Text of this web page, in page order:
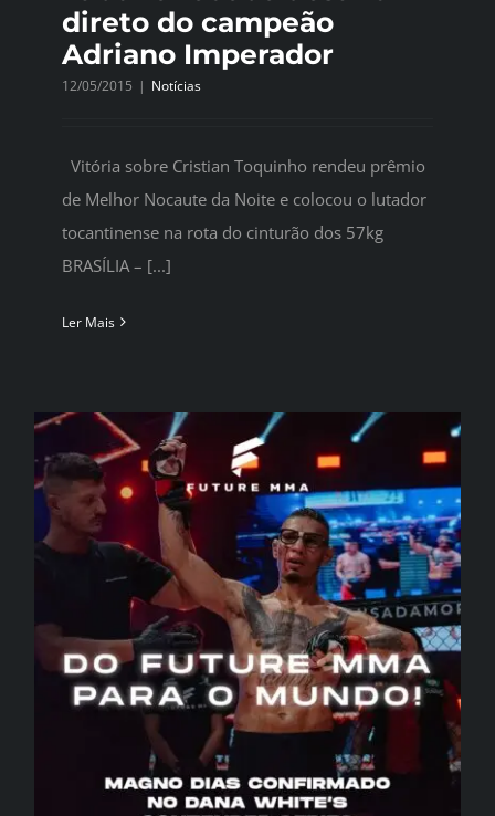
direto do campeão
Adriano Imperador
12/05/2015 | Notícias
Vitória sobre Cristian Toquinho rendeu prêmio
de Melhor Nocaute da Noite e colocou o lutador
tocantinense na rota do cinturão dos 57kg
BRASÍLIA – [...]
Ler Mais